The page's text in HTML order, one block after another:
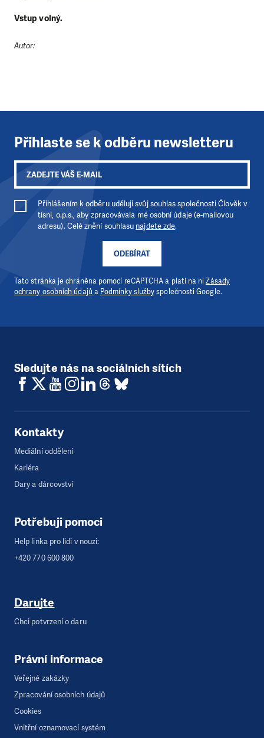
Vstup volný.
Autor:
PODPOŘTE NÁS!
Abychom mohli pomáhat smysluplně, neobejdeme se
bez Vaší podpory. Ať už se nám rozhodnete pomoci
jedním darem nebo se stanete pravidelným dárcem
Klubu přátel, Vaše dary nám umožní pomoci vždy tam,
kde je to nejvíce potřeba.
DAROVAT PRAVIDELNĚ
Přihlaste se k odběru newsletteru
ODEBÍRAT
Přihlášením k odběru uděluji svůj souhlas společnosti Člověk v
tísni, o.p.s., aby zpracovávala mé osobní údaje (e-mailovou
adresu). Celé znění souhlasu najdete zde.
Tato stránka je chráněna pomocí reCAPTCHA a platí na niZásady
ochrany osobních údajů a Podmínky službyspolečnosti Google.
Sledujte nás na sociálních sítích
Kontakty
Mediální oddělení
Kariéra
Dary a dárcovství
Potřebuji pomoci
Help linka pro lidi v nouzi:
+420 770 600 800
Darujte
Chci potvrzení o daru
Právní informace
Veřejné zakázky
Zpracování osobních údajů
Cookies
Vnitřní oznamovací systém